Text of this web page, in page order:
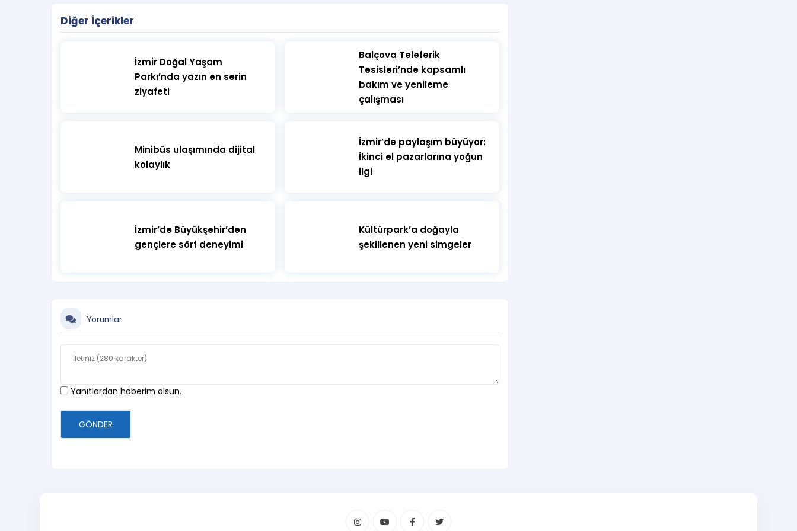
Belirtilen saat kapı açılış saatidir.
(anne-baba) refakatinde katılabilirler. 14 yaş altı izleyiciler mekâna alınmaz.
çıkıldığı takdirde biletler tekrar okutulamayacaktır.
Biletlerpasso.com.tr
gişeden satın alınabilir. Etkinliklere e-posta adresinize iletilen, aynı zamanda Passo web
katılabilirsiniz. Bilet fiyatlarına hizmet bedeli dahildir.
ECZACIBAŞI GENÇ BİLET
Eczacıbaşı Genç Bilet uygulamasıyla, İKSV’nin düzenlediği etkinliklerde öğrenci biletleri 10
Her etkinliğin kontenjanına bağlı olarak, sınırlı sayıda Eczacıbaşı Genç Bilet satışa
Diğer İçerikler
İzmir Doğal Yaşam
Parkı’nda yazın en serin
ziyafeti
​Balçova Teleferik
Tesisleri’nde kapsamlı
bakım ve yenileme
çalışması
Minibüs ulaşımında dijital
kolaylık
İzmir’de paylaşım büyüyor:
İkinci el pazarlarına yoğun
ilgi
İzmir’de Büyükşehir’den
gençlere sörf deneyimi
Kültürpark’a doğayla
şekillenen yeni simgeler
Yorumlar
Yanıtlardan haberim olsun.
GÖNDER